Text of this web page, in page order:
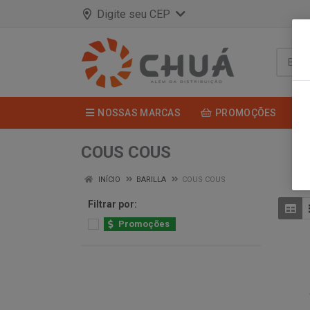
Digite seu CEP
NOSSAS MARCAS PROMOÇÕES
COUS COUS
INÍCIO BARILLA COUS COUS
Filtrar por:
Promoções